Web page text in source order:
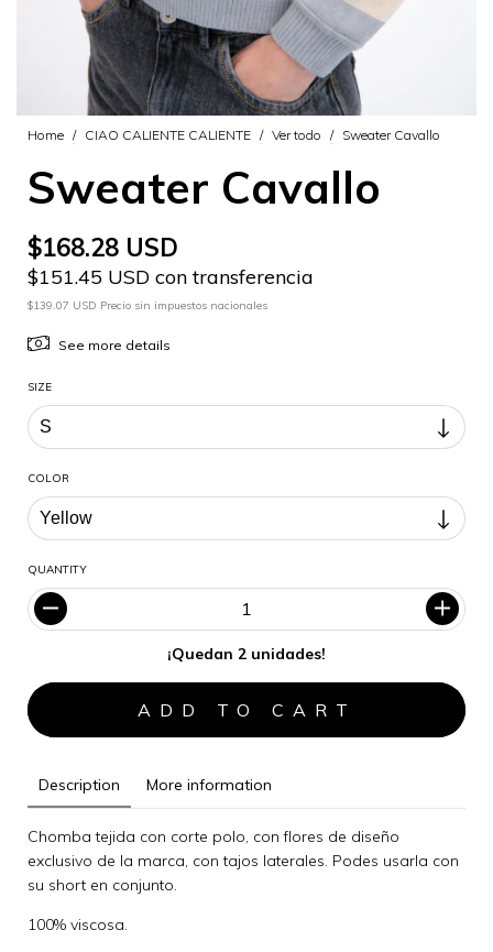
Home / CIAO CALIENTE CALIENTE / Ver todo / Sweater Cavallo
Sweater Cavallo
$168.28 USD
$151.45 USD con transferencia
$139.07 USD Precio sin impuestos nacionales
See more details
SIZE
COLOR
QUANTITY
¡Quedan 2 unidades!
Description More information
Chomba tejida con corte polo, con flores de diseño
exclusivo de la marca, con tajos laterales. Podes usarla con
su short en conjunto.
100% viscosa.